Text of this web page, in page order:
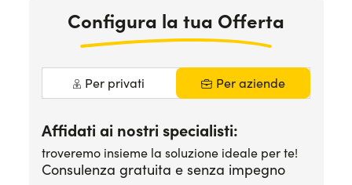
Configura la tua Offerta
Per privati Per aziende
Affidati ai nostri specialisti:
troveremo insieme la soluzione ideale per te!
Consulenza gratuita e senza impegno